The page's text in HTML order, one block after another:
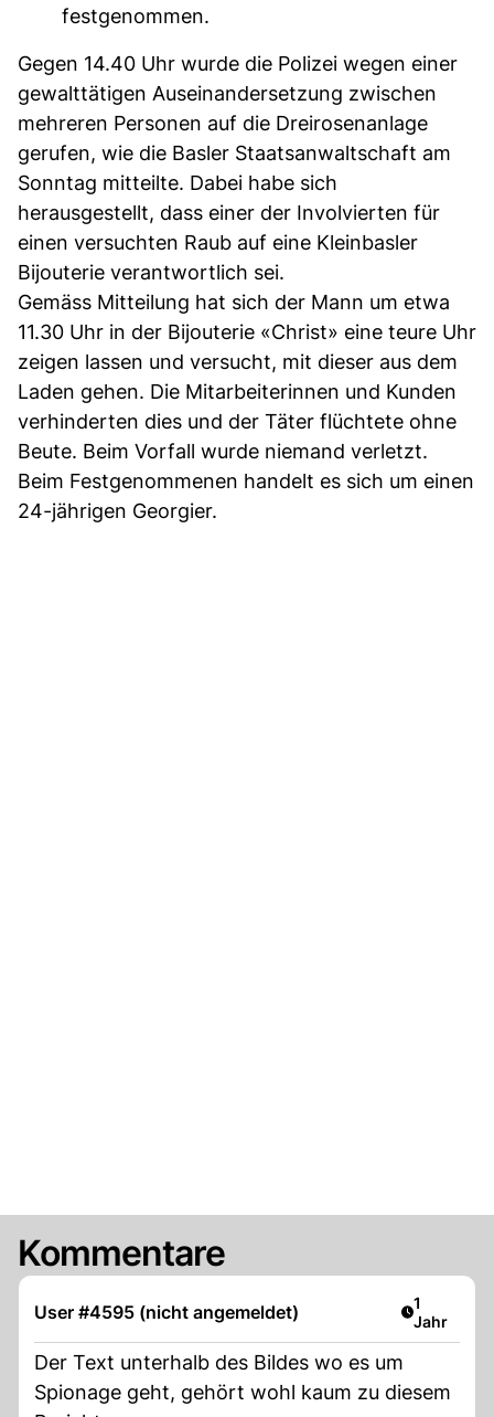
festgenommen.
Gegen 14.40 Uhr wurde die Polizei wegen einer
gewalttätigen Auseinandersetzung zwischen
mehreren Personen auf die Dreirosenanlage
gerufen, wie die Basler Staatsanwaltschaft am
Sonntag mitteilte. Dabei habe sich
herausgestellt, dass einer der Involvierten für
einen versuchten Raub auf eine Kleinbasler
Bijouterie verantwortlich sei.
Gemäss Mitteilung hat sich der Mann um etwa
11.30 Uhr in der Bijouterie «Christ» eine teure Uhr
zeigen lassen und versucht, mit dieser aus dem
Laden gehen. Die Mitarbeiterinnen und Kunden
verhinderten dies und der Täter flüchtete ohne
Beute. Beim Vorfall wurde niemand verletzt.
Beim Festgenommenen handelt es sich um einen
24-jährigen Georgier.
Kommentare
User #4595 (nicht angemeldet) Artikel
1
Jahr
Der Text unterhalb des Bildes wo es um
Spionage geht, gehört wohl kaum zu diesem